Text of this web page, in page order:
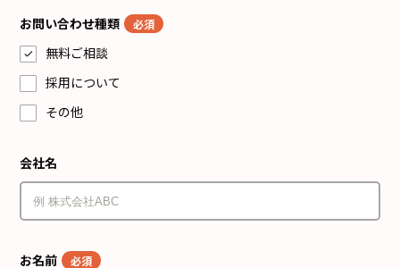
お問い合わせ種類 必須
無料ご相談
採用について
その他
会社名
お名前 必須